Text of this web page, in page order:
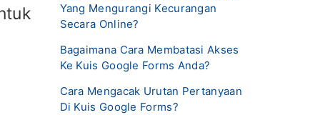
Yang Mengurangi Kecurangan
Secara Online?
Bagaimana Cara Membatasi Akses
Ke Kuis Google Forms Anda?
Cara Mengacak Urutan Pertanyaan
Di Kuis Google Forms?